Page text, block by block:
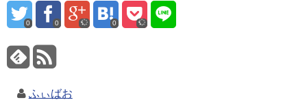
0 0 0
ふぃばお